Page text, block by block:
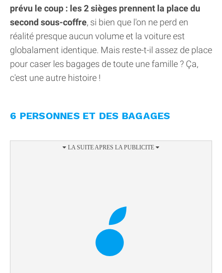
prévu le coup : les 2 sièges prennent la place du
second sous-coffre, si bien que l'on ne perd en
réalité presque aucun volume et la voiture est
globalament identique. Mais reste-t-il assez de place
pour caser les bagages de toute une famille ? Ça,
c'est une autre histoire !
6 PERSONNES ET DES BAGAGES